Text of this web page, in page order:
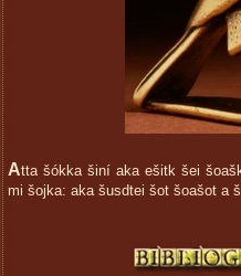
Atta šókka šiní aka ešitk šei
mi šojka: aka šusdtei šot šoašot a